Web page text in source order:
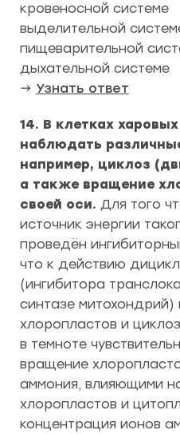
кровеносной системе
выделительной
пищеварительной
дыхательной системе
→ Узнать ответ
14. В клетках
наблюдать
например, циклоз
а также вращение
своей оси. Для того
источник энергии
проведён
что к действию
(ингибитора
синтазе
хлоропластов и
в темноте
вращение
аммония, влияющими
хлоропластов и
концентрация ионов